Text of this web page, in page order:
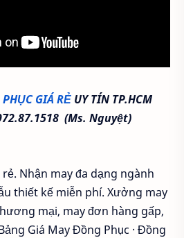
GIÁ RẺ UY TÍN TP.HCM
(Ms. Nguyệt)
Nhận may đa dạng ngành
thiết kế miễn phí. Xưởng may
mại, may đơn hàng gấp,
Giá May Đồng Phục · ‎Đồng